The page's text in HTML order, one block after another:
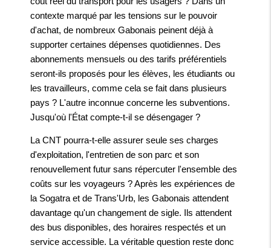
contexte marqué par les tensions sur le pouvoir
d'achat, de nombreux Gabonais peinent déjà à
supporter certaines dépenses quotidiennes. Des
abonnements mensuels ou des tarifs préférentiels
seront-ils proposés pour les élèves, les étudiants ou
les travailleurs, comme cela se fait dans plusieurs
pays ? L'autre inconnue concerne les subventions.
Jusqu'où l'État compte-t-il se désengager ?
La CNT pourra-t-elle assurer seule ses charges
d'exploitation, l'entretien de son parc et son
renouvellement futur sans répercuter l'ensemble des
coûts sur les voyageurs ? Après les expériences de
la Sogatra et de Trans'Urb, les Gabonais attendent
davantage qu'un changement de sigle. Ils attendent
des bus disponibles, des horaires respectés et un
service accessible. La véritable question reste donc